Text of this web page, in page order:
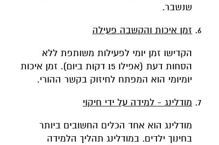
שנשבר.
זמן איכות והקשבה פעילה
הקדישו זמן יומי לפעילות משותפת ללא
הסחות דעת (אפילו 15 דקות ביום). זמן איכות
יומיומי הוא המפתח לחיזוק בקשר ההורי.
מודלינג - למידה על ידי חיקוי
מודלינג הוא אחד הכלים החשובים ביותר
בחינוך ילדים. במודלינג תהליך הלמידה